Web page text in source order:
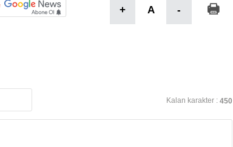
+ A -
Kalan karakter : 450